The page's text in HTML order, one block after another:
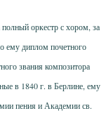
оркестр с хором, за
ему диплом почетного
звания композитора
в 1840 г. в Берлине, ему
пения и Академии св.